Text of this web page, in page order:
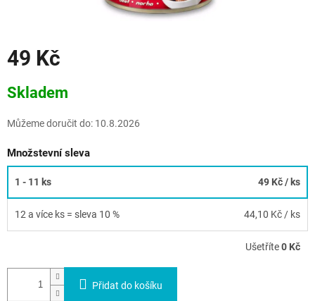
49 Kč
cena:
Skladem
Můžeme doručit do: 10.8.2026
Množstevní sleva
1 - 11 ks 49 Kč/ ks
12 a více ks = sleva 10 % 44,10 Kč / ks
Ušetříte0 Kč
Přidat do košíku